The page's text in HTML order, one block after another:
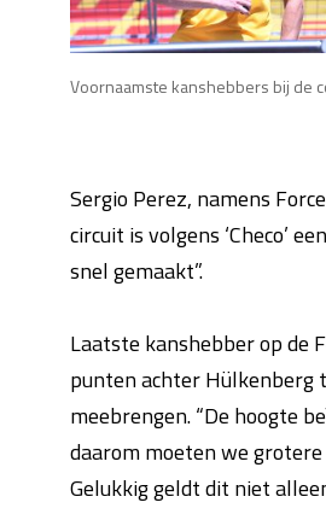
Voornaamste kanshebbers bij de
Sergio Perez, namens
circuit is volgens ‘Checo’
snel gemaakt”.
Laatste kanshebber op de
punten achter Hülkenberg
meebrengen. “De hoogte
daarom moeten we
Gelukkig geldt dit niet